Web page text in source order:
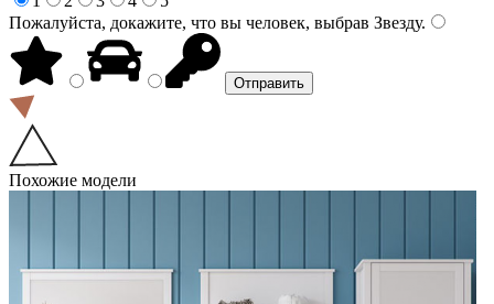
Пожалуйста, докажите, что вы человек, выбрав Звезду.
Похожие модели